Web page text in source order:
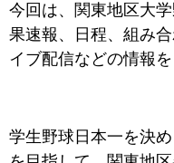
今回は、関東地区大
果速報、日程、組み
イブ配信などの情報を
学生野球日本一を決